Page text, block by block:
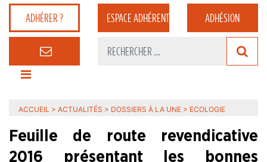
ADHÉRER ? ESPACEADHÉRENT ADHÉSION
ACCUEIL > ACTUALITÉS > DOSSIERS À LA UNE > ECOLOGIE
Feuille de route revendicative
2016 présentant les bonnes